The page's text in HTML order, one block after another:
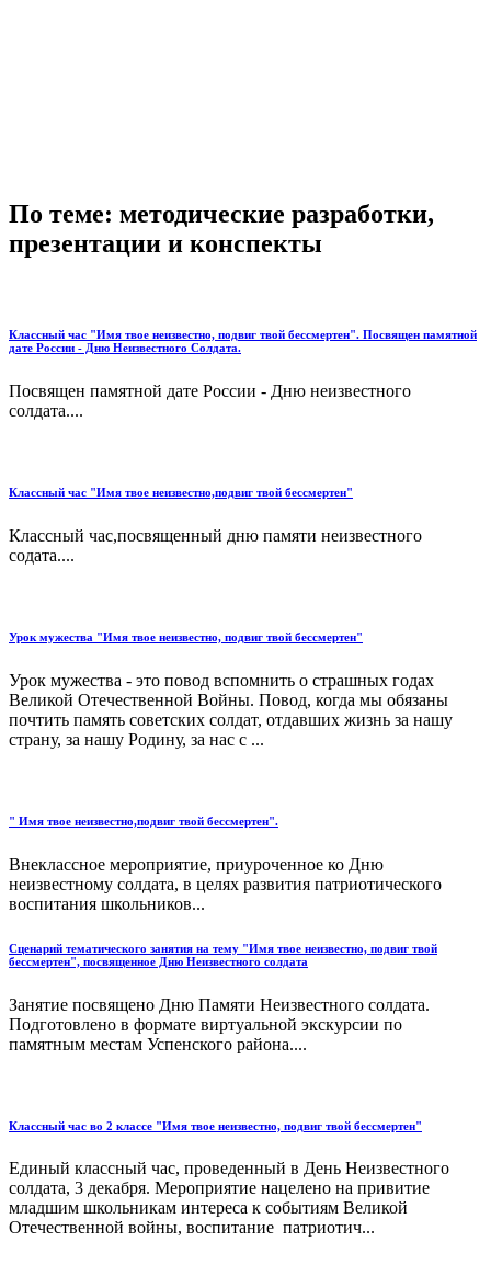
По теме: методические разработки,
презентации и конспекты
Классный час "Имя твое неизвестно, подвиг твой бессмертен". Посвящен памятной
дате России - Дню Неизвестного Солдата.
Посвящен памятной дате России - Дню неизвестного
солдата....
Классный час "Имя твое неизвестно,подвиг твой бессмертен"
Классный час,посвященный дню памяти неизвестного
содата....
Урок мужества "Имя твое неизвестно, подвиг твой бессмертен"
Урок мужества - это повод вспомнить о страшных годах
Великой Отечественной Войны. Повод, когда мы обязаны
почтить память советских солдат, отдавших жизнь за нашу
страну, за нашу Родину, за нас с ...
" Имя твое неизвестно,подвиг твой бессмертен".
Внеклассное мероприятие, приуроченное ко Дню
неизвестному солдата, в целях развития патриотического
воспитания школьников...
Сценарий тематического занятия на тему "Имя твое неизвестно, подвиг твой
бессмертен", посвященное Дню Неизвестного солдата
Занятие посвящено Дню Памяти Неизвестного солдата.
Подготовлено в формате виртуальной экскурсии по
памятным местам Успенского района....
Классный час во 2 классе "Имя твое неизвестно, подвиг твой бессмертен"
Единый классный час, проведенный в День Неизвестного
солдата, 3 декабря. Мероприятие нацелено на привитие
младшим школьникам интереса к событиям Великой
Отечественной войны, воспитание патриотич...